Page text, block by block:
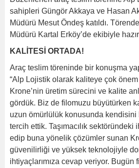
sahipleri Güngör Akkaya ve Hasan
Müdürü Mesut Öndeş katıldı.
Müdürü Kartal Erköy’de ekibiyle
KALİTESİ ORTADA!
Araç teslim töreninde bir konuşma
“Alp Lojistik olarak kaliteye çok
Krone’nin üretim sürecini ve kalite
gördük. Biz de filomuzu büyütürken
uzun ömürlülük konusunda kendisini
tercih ettik. Taşımacılık sektöründeki
edip buna yönelik çözümler sunan
güvenilirliği ve yüksek teknolojiyle
ihtiyaçlarımıza cevap veriyor. Bugün